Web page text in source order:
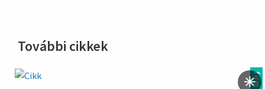
További cikkek
film